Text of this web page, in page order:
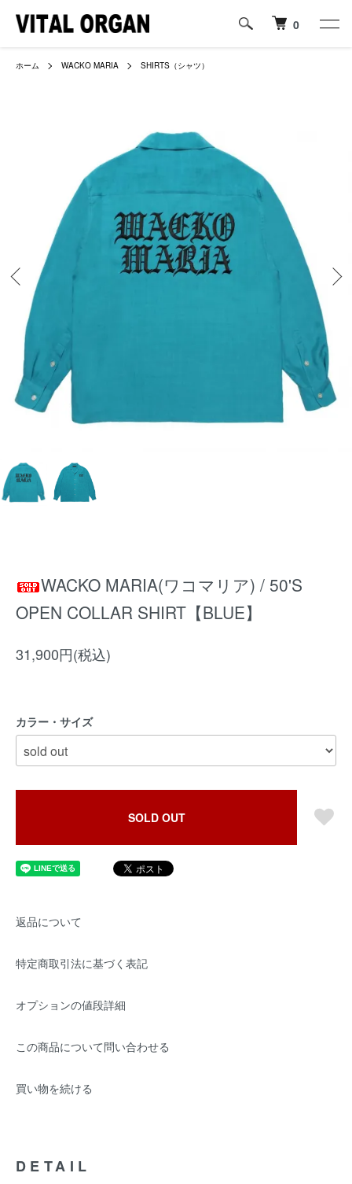
0
ホーム WACKO MARIA SHIRTS（シャツ）
WACKO MARIA(ワコマリア) / 50'S
OPEN COLLAR SHIRT【BLUE】
31,900円(税込)
カラー・サイズ
SOLD OUT
返品について
特定商取引法に基づく表記
オプションの値段詳細
この商品について問い合わせる
買い物を続ける
DETAIL